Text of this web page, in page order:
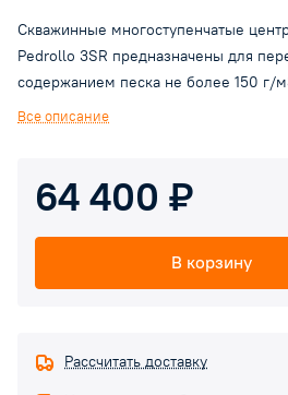
Скважинные многоступенчатые
Pedrollo 3SR предназначены для
содержанием песка не более 150 г/
эффективности и надёжности,
водоснабжения, в промышленности и
Все описание
64 400 ₽
В корзину
Рассчитать доставку